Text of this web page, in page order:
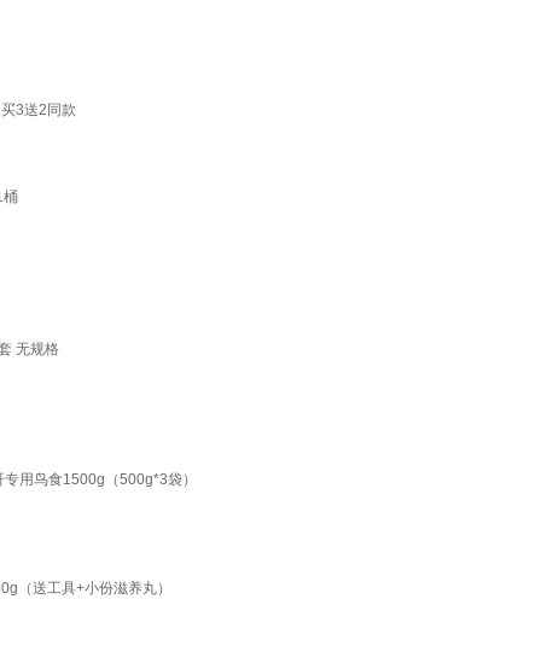
3送2同款
桶
无规格
用鸟食1500g（500g*3袋）
（送工具+小份滋养丸）